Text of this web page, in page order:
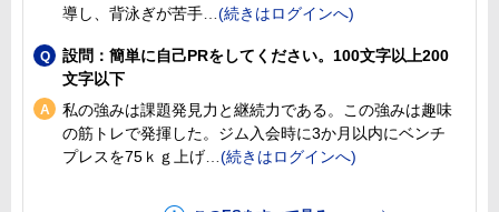
導し、背泳ぎが苦手
設問：簡単に自己PRをしてください。100文字以上200
文字以下
私の強みは課題発見力と継続力である。この強みは趣味
の筋トレで発揮した。ジム入会時に3か月以内にベンチ
プレスを75ｋｇ上げ